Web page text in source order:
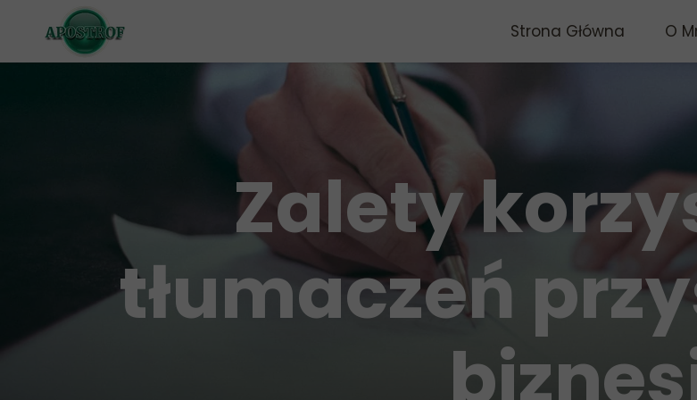
Strona Główna O
Zalety
tłumaczeń